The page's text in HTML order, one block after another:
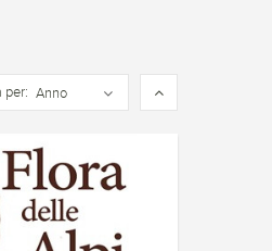
per: Anno